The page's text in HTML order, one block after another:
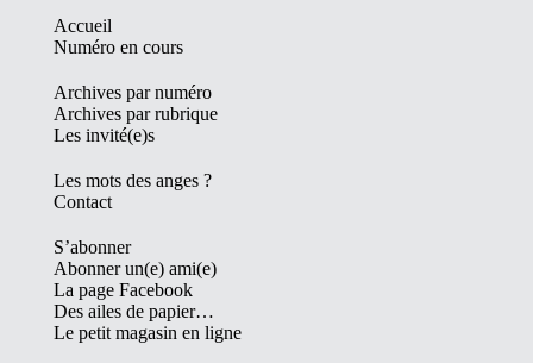
Accueil
Numéro en cours
Archives par numéro
Archives par rubrique
Les invité(e)s
Les mots des anges ?
Contact
S’abonner
Abonner un(e) ami(e)
La page Facebook
Des ailes de papier…
Le petit magasin en ligne